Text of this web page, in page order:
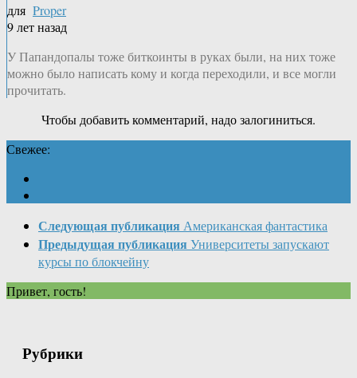
для Proper
9 лет назад
У Папандопалы тоже биткоинты в руках были, на них тоже
можно было написать кому и когда переходили, и все могли
прочитать.
Чтобы добавить комментарий, надо залогиниться.
Свежее:
Следующая публикация Американская фантастика
Предыдущая публикация Университеты запускают
курсы по блокчейну
Привет, гость!
Рубрики